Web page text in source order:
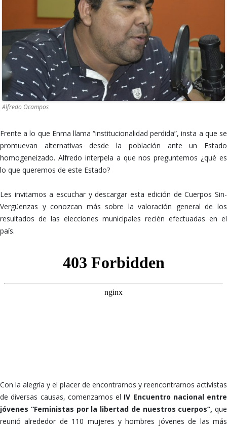
Alfredo Ocampos
Frente a lo que Enma llama “institucionalidad perdida”, insta a que se
promuevan alternativas desde la población ante un Estado
homogeneizado. Alfredo interpela a que nos preguntemos ¿qué es
lo que queremos de este Estado?
Les invitamos a escuchar y descargar esta edición de Cuerpos Sin-
Vergüenzas y conozcan más sobre la valoración general de los
resultados de las elecciones municipales recién efectuadas en el
país.
Con la alegría y el placer de encontrarnos y reencontrarnos activistas
de diversas causas, comenzamos el IV Encuentro nacional entre
jóvenes “Feministas por la libertad de nuestros cuerpos”, que
reunió alrededor de 110 mujeres y hombres jóvenes de las más